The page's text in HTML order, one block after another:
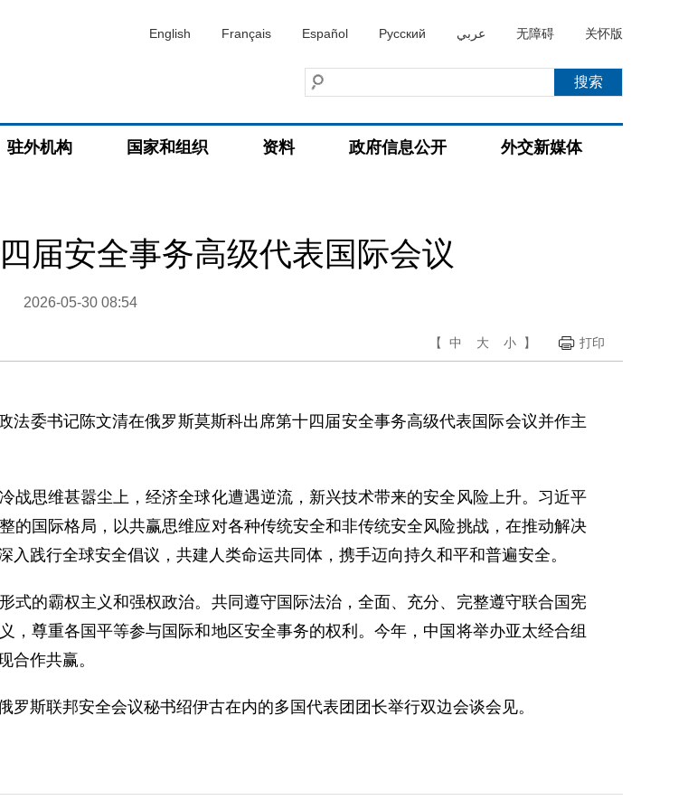
English Français Español Русский عربي 无障碍 关怀版
驻外机构 国家和组织 资料 政府信息公开 外交新媒体
届安全事务高级代表国际会议
2026-05-30 08:54
【 中 大 小 】 打印
法委书记陈文清在俄罗斯莫斯科出席第十四届安全事务高级代表国际会议并作主
战思维甚嚣尘上，经济全球化遭遇逆流，新兴技术带来的安全风险上升。习近平
的国际格局，以共赢思维应对各种传统安全和非传统安全风险挑战，在推动解决
践行全球安全倡议，共建人类命运共同体，携手迈向持久和平和普遍安全。
式的霸权主义和强权政治。共同遵守国际法治，全面、充分、完整遵守联合国宪
尊重各国平等参与国际和地区安全事务的权利。今年，中国将举办亚太经合组
合作共赢。
斯联邦安全会议秘书绍伊古在内的多国代表团团长举行双边会谈会见。